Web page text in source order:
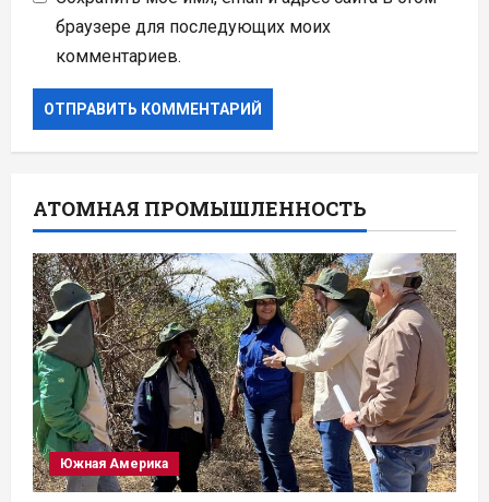
браузере для последующих моих
комментариев.
АТОМНАЯ ПРОМЫШЛЕННОСТЬ
Южная Америка